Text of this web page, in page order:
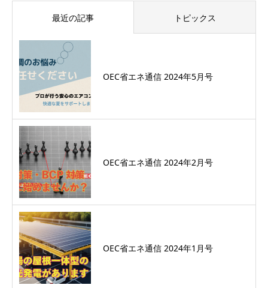
最近の記事 トピックス
OEC省エネ通信 2024年5月号
OEC省エネ通信 2024年2月号
OEC省エネ通信 2024年1月号